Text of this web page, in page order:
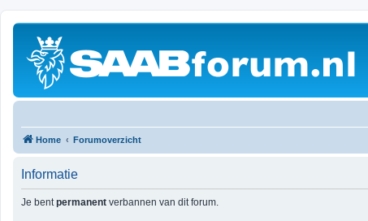
Home Forumoverzicht
Informatie
Je bentpermanent verbannen van dit forum.